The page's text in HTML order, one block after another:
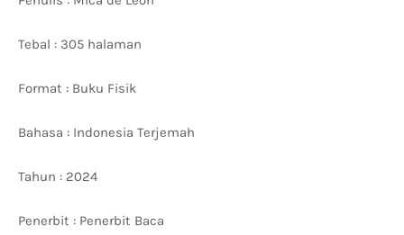
Tebal : 305 halaman
Format : Buku Fisik
Bahasa : Indonesia Terjemah
Tahun : 2024
Penerbit : Penerbit Baca